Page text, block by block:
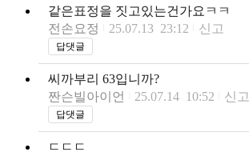
같은표정을 짓고있는건가요ㅋㅋ
전손요정
25.07.13 23:12 신고
답댓글
씨까부리 63입니까?
짠슨빌아이언
25.07.14 10:52 신고
답댓글
ㄷㄷㄷ